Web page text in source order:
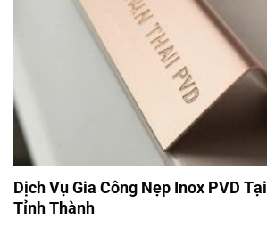
Dịch Vụ Gia Công Nẹp Inox PVD
Tỉnh Thành